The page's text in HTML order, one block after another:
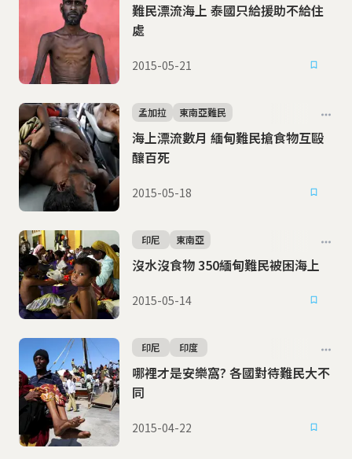
難民漂流海上 泰國只給援助不給住
處
2015-05-21
海上漂流數月 緬甸難民搶食物互毆
釀百死
孟加拉 東南亞難民
2015-05-18
沒水沒食物 350緬甸難民被困海上
印尼 東南亞
2015-05-14
哪裡才是安樂窩? 各國對待難民大不
同
印尼 印度
2015-04-22